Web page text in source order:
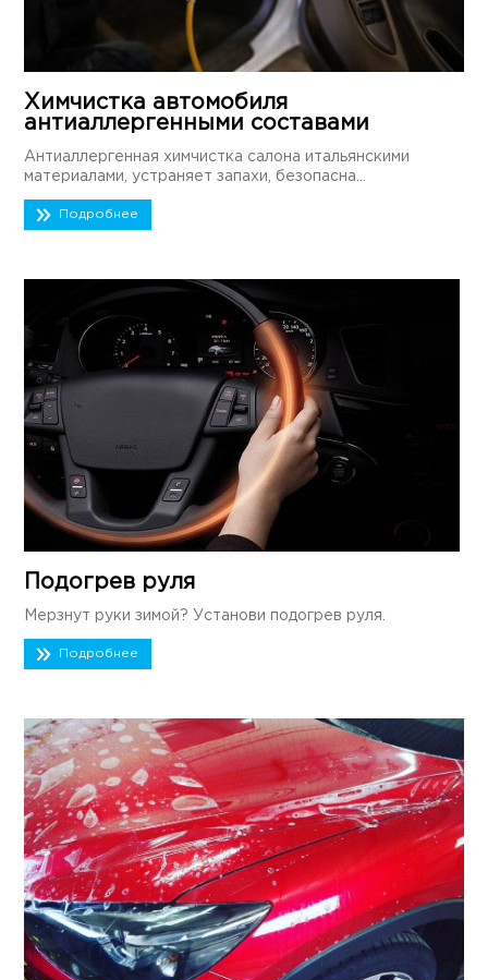
Химчистка автомобиля
антиаллергенными составами
Антиаллергенная химчистка салона итальянскими
материалами, устраняет запахи, безопасна...
Подробнее
Подогрев руля
Мерзнут руки зимой? Установи подогрев руля.
Подробнее